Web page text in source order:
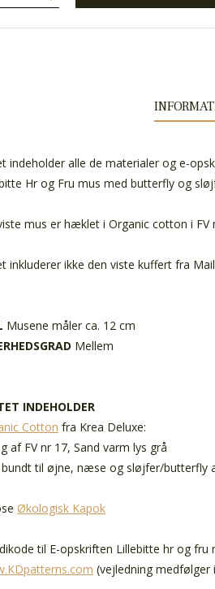
indeholder alle de materialer og e-
Hr og Fru mus med butterfly og
mus er hæklet i Organic cotton i FV
inkluderer ikke den viste kuffert fra
Musene måler ca. 12 cm
Mellem
INDEHOLDER
Cotton fra Krea Deluxe:
af FV nr 17, Sand varm lys grå
bundt til øjne, næse og sløjfer/butterfly
Økologisk Kapok
til E-opskriften Lillebitte hr og fru
(vejledning medfølger